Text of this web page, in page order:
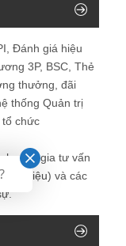
Đánh giá hiệu
3P, BSC, Thẻ
thưởng, đãi
thống Quản trị
chức
gia tư vấn
giới thiệu) và các